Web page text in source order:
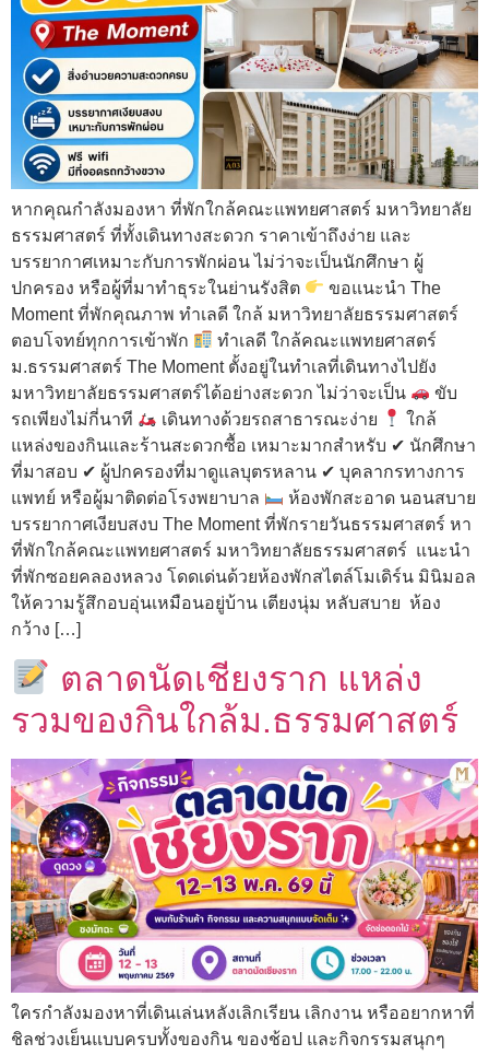
หากคุณกำลังมองหา ที่พักใกล้คณะแพทยศาสตร์ มหาวิทยาลัย
ธรรมศาสตร์ ที่ทั้งเดินทางสะดวก ราคาเข้าถึงง่าย และ
บรรยากาศเหมาะกับการพักผ่อน ไม่ว่าจะเป็นนักศึกษา ผู้
ปกครอง หรือผู้ที่มาทำธุระในย่านรังสิต
ขอแนะนำ The
Moment ที่พักคุณภาพ ทำเลดี ใกล้ มหาวิทยาลัยธรรมศาสตร์
ตอบโจทย์ทุกการเข้าพัก
ทำเลดี ใกล้คณะแพทยศาสตร์
ม.ธรรมศาสตร์ The Moment ตั้งอยู่ในทำเลที่เดินทางไปยัง
มหาวิทยาลัยธรรมศาสตร์ได้อย่างสะดวก ไม่ว่าจะเป็น
ขับ
รถเพียงไม่กี่นาที
เดินทางด้วยรถสาธารณะง่าย
ใกล้
แหล่งของกินและร้านสะดวกซื้อ เหมาะมากสำหรับ ✔ นักศึกษา
ที่มาสอบ ✔ ผู้ปกครองที่มาดูแลบุตรหลาน ✔ บุคลากรทางการ
แพทย์ หรือผู้มาติดต่อโรงพยาบาล
ห้องพักสะอาด นอนสบาย
บรรยากาศเงียบสงบ The Moment ที่พักรายวันธรรมศาสตร์ หา
ที่พักใกล้คณะแพทยศาสตร์ มหาวิทยาลัยธรรมศาสตร์ แนะนำ
ที่พักซอยคลองหลวง โดดเด่นด้วยห้องพักสไตล์โมเดิร์น มินิมอล
ให้ความรู้สึกอบอุ่นเหมือนอยู่บ้าน เตียงนุ่ม หลับสบาย ห้อง
กว้าง […]
ตลาดนัดเชียงราก แหล่ง
รวมของกินใกล้ม.ธรรมศาสตร์
ใครกำลังมองหาที่เดินเล่นหลังเลิกเรียน เลิกงาน หรืออยากหาที่
ชิลช่วงเย็นแบบครบทั้งของกิน ของช้อป และกิจกรรมสนุกๆ